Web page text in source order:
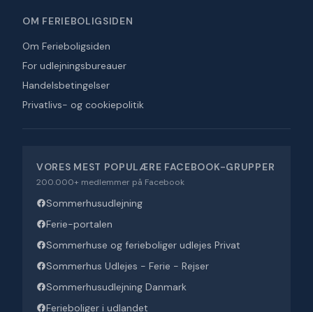
OM FERIEBOLIGSIDEN
Om Ferieboligsiden
For udlejningsbureauer
Handelsbetingelser
Privatlivs- og cookiepolitik
VORES MEST POPULÆRE FACEBOOK-GRUPPER
200.000+ medlemmer på Facebook
Sommerhusudlejning
Ferie-portalen
Sommerhuse og ferieboliger udlejes Privat
Sommerhus Udlejes - Ferie - Rejser
Sommerhusudlejning Danmark
Ferieboliger i udlandet